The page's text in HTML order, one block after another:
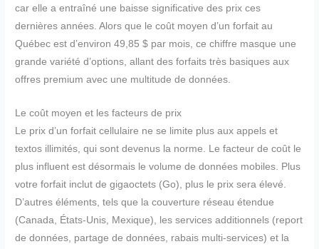
car elle a entraîné une baisse significative des prix ces
dernières années. Alors que le coût moyen d’un forfait au
Québec est d’environ 49,85 $ par mois, ce chiffre masque une
grande variété d’options, allant des forfaits très basiques aux
offres premium avec une multitude de données.
Le coût moyen et les facteurs de prix
Le prix d’un forfait cellulaire ne se limite plus aux appels et
textos illimités, qui sont devenus la norme. Le facteur de coût le
plus influent est désormais le volume de données mobiles. Plus
votre forfait inclut de gigaoctets (Go), plus le prix sera élevé.
D’autres éléments, tels que la couverture réseau étendue
(Canada, États-Unis, Mexique), les services additionnels (report
de données, partage de données, rabais multi-services) et la